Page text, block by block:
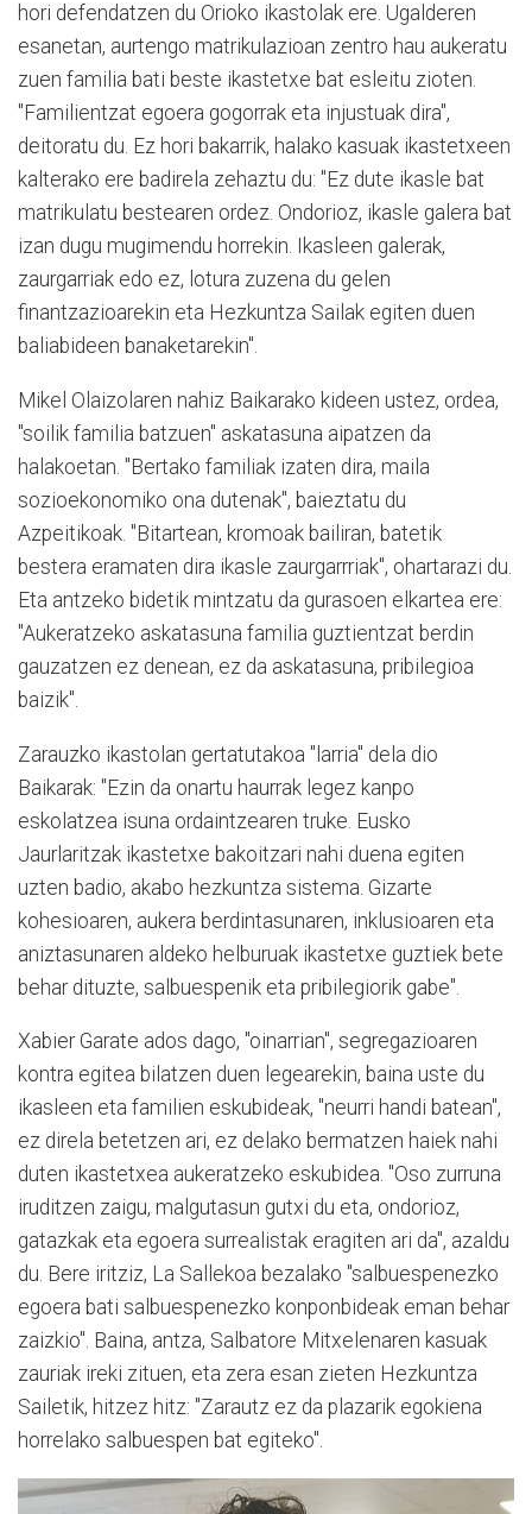
hori defendatzen du Orioko ikastolak ere. Ugalderen
esanetan, aurtengo matrikulazioan zentro hau aukeratu
zuen familia bati beste ikastetxe bat esleitu zioten.
"Familientzat egoera gogorrak eta injustuak dira",
deitoratu du. Ez hori bakarrik, halako kasuak ikastetxeen
kalterako ere badirela zehaztu du: "Ez dute ikasle bat
matrikulatu bestearen ordez. Ondorioz, ikasle galera bat
izan dugu mugimendu horrekin. Ikasleen galerak,
zaurgarriak edo ez, lotura zuzena du gelen
finantzazioarekin eta Hezkuntza Sailak egiten duen
baliabideen banaketarekin".
Mikel Olaizolaren nahiz Baikarako kideen ustez, ordea,
"soilik familia batzuen" askatasuna aipatzen da
halakoetan. "Bertako familiak izaten dira, maila
sozioekonomiko ona dutenak", baieztatu du
Azpeitikoak. "Bitartean, kromoak bailiran, batetik
bestera eramaten dira ikasle zaurgarrriak", ohartarazi du.
Eta antzeko bidetik mintzatu da gurasoen elkartea ere:
"Aukeratzeko askatasuna familia guztientzat berdin
gauzatzen ez denean, ez da askatasuna, pribilegioa
baizik".
Zarauzko ikastolan gertatutakoa "larria" dela dio
Baikarak: "Ezin da onartu haurrak legez kanpo
eskolatzea isuna ordaintzearen truke. Eusko
Jaurlaritzak ikastetxe bakoitzari nahi duena egiten
uzten badio, akabo hezkuntza sistema. Gizarte
kohesioaren, aukera berdintasunaren, inklusioaren eta
aniztasunaren aldeko helburuak ikastetxe guztiek bete
behar dituzte, salbuespenik eta pribilegiorik gabe".
Xabier Garate ados dago, "oinarrian", segregazioaren
kontra egitea bilatzen duen legearekin, baina uste du
ikasleen eta familien eskubideak, "neurri handi batean",
ez direla betetzen ari, ez delako bermatzen haiek nahi
duten ikastetxea aukeratzeko eskubidea. "Oso zurruna
iruditzen zaigu, malgutasun gutxi du eta, ondorioz,
gatazkak eta egoera surrealistak eragiten ari da", azaldu
du. Bere iritziz, La Sallekoa bezalako "salbuespenezko
egoera bati salbuespenezko konponbideak eman behar
zaizkio". Baina, antza, Salbatore Mitxelenaren kasuak
zauriak ireki zituen, eta zera esan zieten Hezkuntza
Sailetik, hitzez hitz: "Zarautz ez da plazarik egokiena
horrelako salbuespen bat egiteko".